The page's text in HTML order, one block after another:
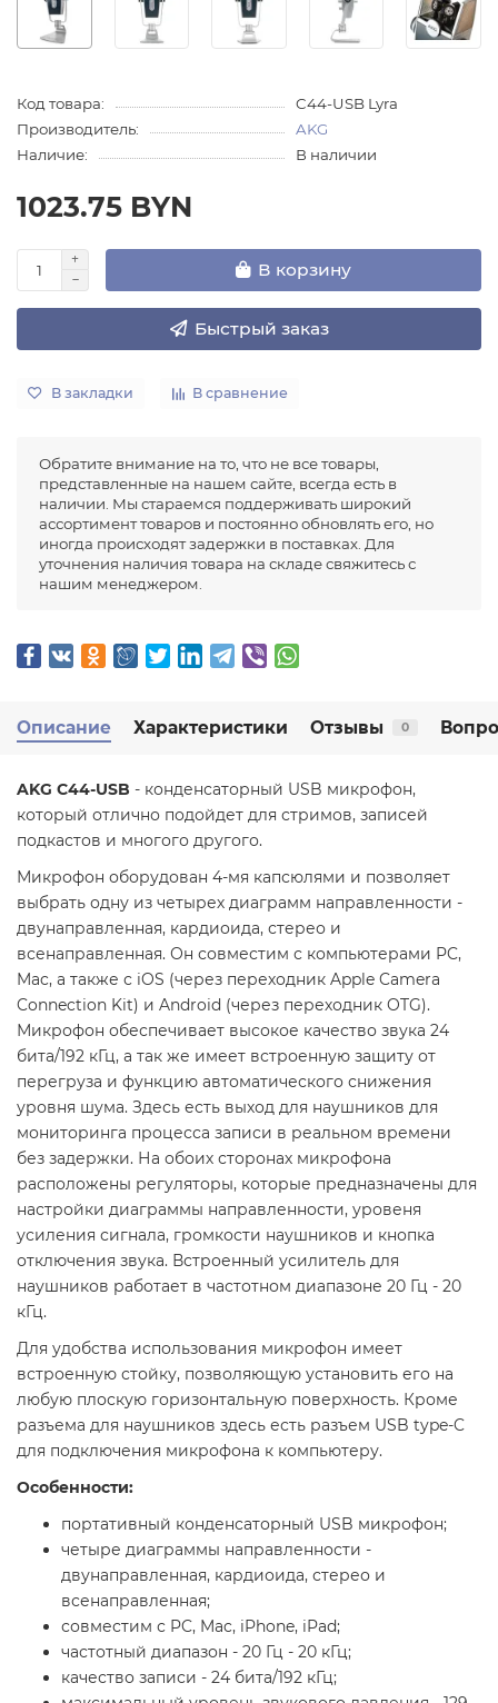
Код товара:
C44-USB Lyra
Производитель:
AKG
Наличие:
В наличии
1023.75 BYN
В корзину
Быстрый заказ
В закладки В сравнение
Обратите внимание на то, что не все товары,
представленные на нашем сайте, всегда есть в
наличии. Мы стараемся поддерживать широкий
ассортимент товаров и постоянно обновлять его, но
иногда происходят задержки в поставках. Для
уточнения наличия товара на складе свяжитесь с
нашим менеджером.
Описание Характеристики Отзывы 0
AKG C44-USB - конденсаторный USB микрофон,
который отлично подойдет для стримов, записей
подкастов и многого другого.
Микрофон оборудован 4-мя капсюлями и позволяет
выбрать одну из четырех диаграмм направленности -
двунаправленная, кардиоида, стерео и
всенаправленная. Он совместим с компьютерами PC,
Mac, а также с iOS (через переходник Apple Camera
Connection Kit) и Android (через переходник OTG).
Микрофон обеспечивает высокое качество звука 24
бита/192 кГц, а так же имеет встроенную защиту от
перегруза и функцию автоматического снижения
уровня шума. Здесь есть выход для наушников для
мониторинга процесса записи в реальном времени
без задержки. На обоих сторонах микрофона
расположены регуляторы, которые предназначены для
настройки диаграммы направленности, уровеня
усиления сигнала, громкости наушников и кнопка
отключения звука. Встроенный усилитель для
наушников работает в частотном диапазоне 20 Гц - 20
кГц.
Для удобства использования микрофон имеет
встроенную стойку, позволяющую установить его на
любую плоскую горизонтальную поверхность. Кроме
разъема для наушников здесь есть разъем USB type-C
для подключения микрофона к компьютеру.
Особенности:
портативный конденсаторный USB микрофон;
четыре диаграммы направленности -
двунаправленная, кардиоида, стерео и
всенаправленная;
совместим с PC, Mac, iPhone, iPad;
частотный диапазон - 20 Гц - 20 кГц;
качество записи - 24 бита/192 кГц;